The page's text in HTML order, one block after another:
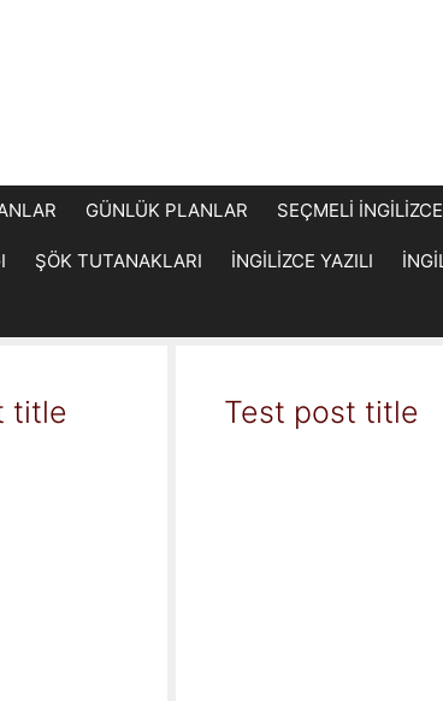
GÜNLÜK PLANLAR SEÇMELİ
ŞÖK TUTANAKLARI İNGİLİZCE YAZILI
title Test post title